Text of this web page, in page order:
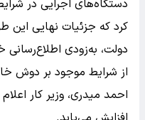
دستگاه‌های اجرایی در
کرد که جزئیات نهایی
دولت، به‌زودی
از شرایط موجود بر دوش
احمد میدری، وزیر کار اعلام